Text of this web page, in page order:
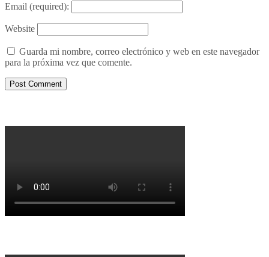
Email (required):
Website
Guarda mi nombre, correo electrónico y web en este navegador
para la próxima vez que comente.